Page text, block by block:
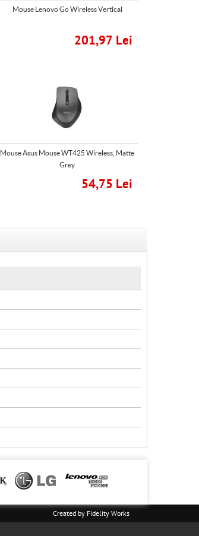
Mouse Lenovo Go Wireless Vertical
201,97 Lei
Mouse Asus Mouse WT425 Wireless, Matte
Grey
54,75 Lei
Created by Fidelity Works